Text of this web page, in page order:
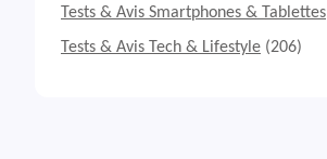
Tests & Avis Smartphones & Tablettes
Tests & Avis Tech & Lifestyle (206)